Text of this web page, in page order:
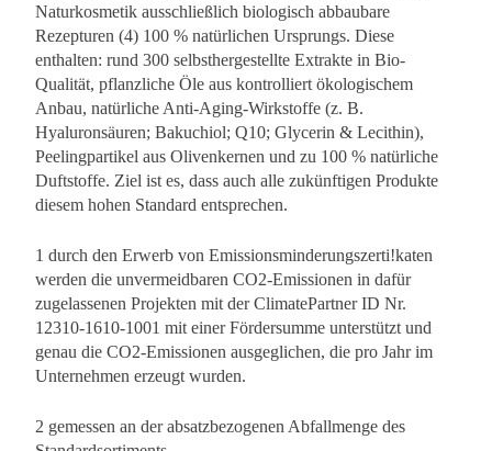
Naturkosmetik ausschließlich biologisch abbaubare
Rezepturen (4) 100 % natürlichen Ursprungs. Diese
enthalten: rund 300 selbsthergestellte Extrakte in Bio-
Qualität, pflanzliche Öle aus kontrolliert ökologischem
Anbau, natürliche Anti-Aging-Wirkstoffe (z. B.
Hyaluronsäuren; Bakuchiol; Q10; Glycerin & Lecithin),
Peelingpartikel aus Olivenkernen und zu 100 % natürliche
Duftstoffe. Ziel ist es, dass auch alle zukünftigen Produkte
diesem hohen Standard entsprechen.
1 durch den Erwerb von Emissionsminderungszerti!katen
werden die unvermeidbaren CO2-Emissionen in dafür
zugelassenen Projekten mit der ClimatePartner ID Nr.
12310-1610-1001 mit einer Fördersumme unterstützt und
genau die CO2-Emissionen ausgeglichen, die pro Jahr im
Unternehmen erzeugt wurden.
2 gemessen an der absatzbezogenen Abfallmenge des